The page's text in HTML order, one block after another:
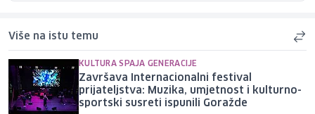
Više na istu temu
KULTURA SPAJA GENERACIJE
Završava Internacionalni festival
prijateljstva: Muzika, umjetnost i kulturno-
sportski susreti ispunili Goražde